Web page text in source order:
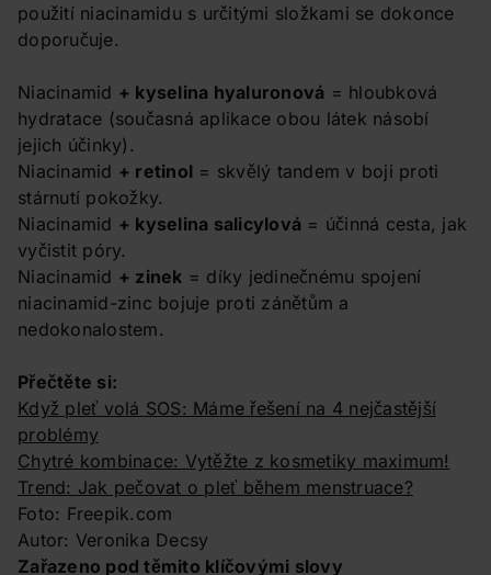
použití niacinamidu s určitými složkami se dokonce
doporučuje.
Niacinamid + kyselina hyaluronová = hloubková
hydratace (současná aplikace obou látek násobí
jejich účinky).
Niacinamid + retinol = skvělý tandem v boji proti
stárnutí pokožky.
Niacinamid + kyselina salicylová = účinná cesta, jak
vyčistit póry.
Niacinamid + zinek = díky jedinečnému spojení
niacinamid-zinc bojuje proti zánětům a
nedokonalostem.
Přečtěte si:
Když pleť volá SOS: Máme řešení na 4 nejčastější
problémy
Chytré kombinace: Vytěžte z kosmetiky maximum!
Trend: Jak pečovat o pleť během menstruace?
Foto: Freepik.com
Autor: Veronika Decsy
Zařazeno pod těmito klíčovými slovy